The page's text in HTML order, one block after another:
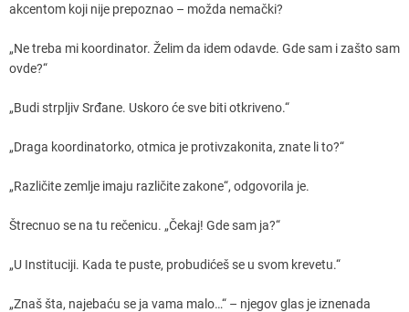
akcentom koji nije prepoznao – možda nemački?
„Ne treba mi koordinator. Želim da idem odavde. Gde sam i zašto sam
ovde?“
„Budi strpljiv Srđane. Uskoro će sve biti otkriveno.“
„Draga koordinatorko, otmica je protivzakonita, znate li to?“
„Različite zemlje imaju različite zakone“, odgovorila je.
Štrecnuo se na tu rečenicu. „Čekaj! Gde sam ja?“
„U Instituciji. Kada te puste, probudićeš se u svom krevetu.“
„Znaš šta, najebaću se ja vama malo…“ – njegov glas je iznenada